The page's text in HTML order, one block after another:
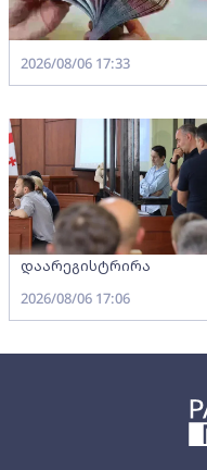
2026/08/06 17:33
დაარეგისტრირა
2026/08/06 17:06